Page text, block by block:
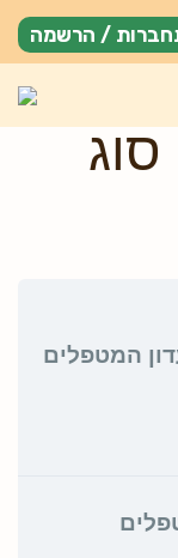
/ הרשמה
המטפלים